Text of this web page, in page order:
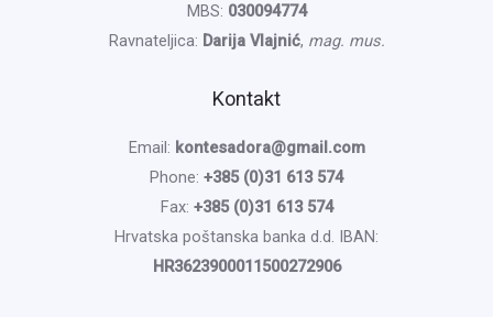
MBS: 030094774
Ravnateljica: Darija Vlajnić, mag. mus.
Kontakt
Email: kontesadora@gmail.com
Phone: +385 (0)31 613 574
Fax: +385 (0)31 613 574
Hrvatska poštanska banka d.d. IBAN:
HR3623900011500272906